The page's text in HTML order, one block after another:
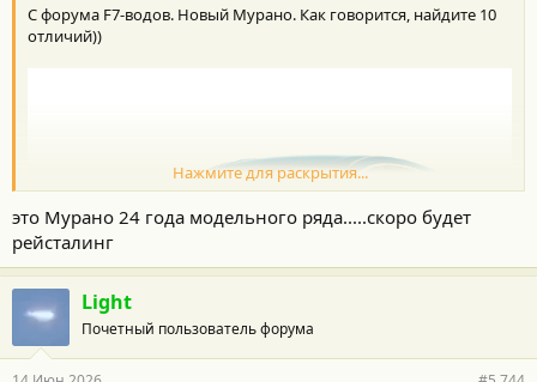
С форума F7-водов. Новый Мурано. Как говорится, найдите 10
отличий))
Нажмите для раскрытия...
это Мурано 24 года модельного ряда.....скоро будет
рейсталинг
Light
Почетный пользователь форума